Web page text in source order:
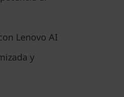
Lenovo AI
y